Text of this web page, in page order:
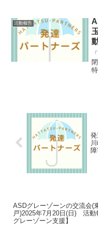
活動報告
ASDグレーゾーンの交流会(
戸)2025年7月20日(日) 活動
グレーゾーン支援】